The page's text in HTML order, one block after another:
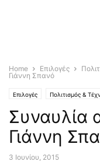
Home Επιλογές
Γιάννη Σπανό
Επιλογές Πολιτισμός &
Συναυλία
Γιάννη
3 Ιουνίου, 2015